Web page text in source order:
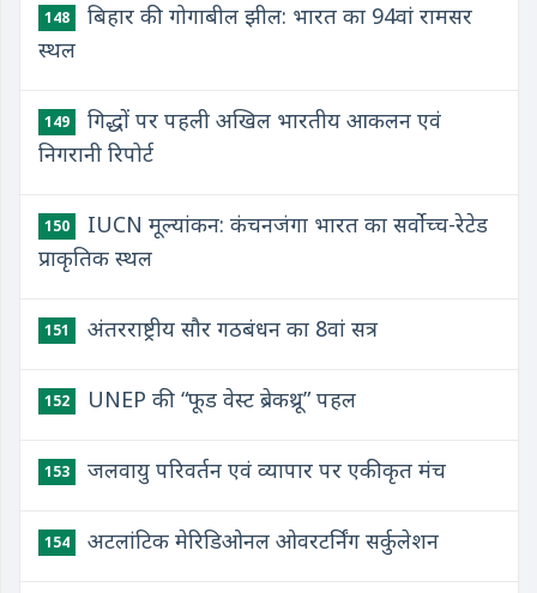
148
बिहार की गोगाबील झील: भारत का 94वां रामसर
स्थल
149
गिद्धों पर पहली अखिल भारतीय आकलन एवं
निगरानी रिपोर्ट
150
IUCN मूल्यांकन: कंचनजंगा भारत का सर्वोच्च-रेटेड
प्राकृतिक स्थल
151 अंतरराष्ट्रीय सौर गठबंधन का 8वां सत्र
152 UNEP की “फूड वेस्ट ब्रेकथ्रू” पहल
153 जलवायु परिवर्तन एवं व्यापार पर एकीकृत मंच
154 अटलांटिक मेरिडिओनल ओवरटर्निंग सर्कुलेशन